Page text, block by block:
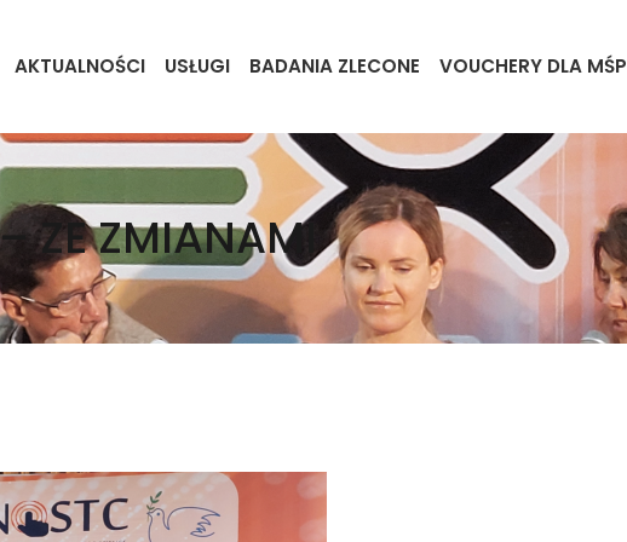
AKTUALNOŚCI USŁUGI BADANIA ZLECONE VOUCHERY DLA MŚP
ZE ZMIANAMI